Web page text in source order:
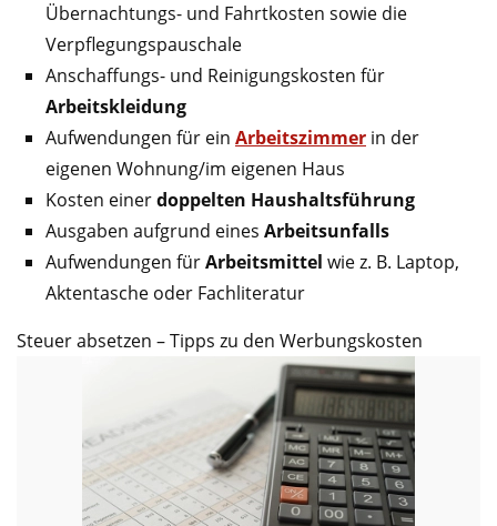
Übernachtungs- und Fahrtkosten sowie die
Verpflegungspauschale
Anschaffungs- und Reinigungskosten für
Arbeitskleidung
Aufwendungen für ein Arbeitszimmer in der
eigenen Wohnung/im eigenen Haus
Kosten einerdoppelten Haushaltsführung
Ausgaben aufgrund eines Arbeitsunfalls
Aufwendungen fürArbeitsmittel wie z. B. Laptop,
Aktentasche oder Fachliteratur
Steuer absetzen – Tipps zu den Werbungskosten